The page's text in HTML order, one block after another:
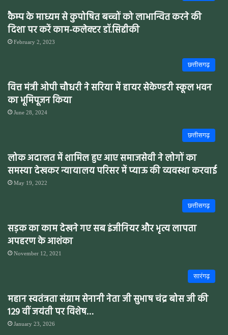
कैम्प के माध्यम से कुपोषित बच्चों को लाभान्वित करने की
दिशा पर करें काम-कलेक्टर डॉ.सिद्दीकी
February 2, 2023
छत्तीसगढ़
वित्त मंत्री ओपी चौधरी ने सरिया में हायर सेकेण्डरी स्कूल भवन
का भूमिपूजन किया
June 28, 2024
छत्तीसगढ़
लोक अदालत में शामिल हुए आए समाजसेवी ने लोगों का
समस्या देखकर न्यायालय परिसर में प्याऊ की व्यवस्था करवाई
May 19, 2022
छत्तीसगढ़
सड़क का काम देखने गए सब इंजीनियर और भृत्य लापता
अपहरण के आशंका
November 12, 2021
सारंगढ़
महान स्वतंत्रता संग्राम सेनानी नेता जी सुभाष चंद्र बोस जी की
129 वीं जयंती पर विशेष…
January 23, 2026